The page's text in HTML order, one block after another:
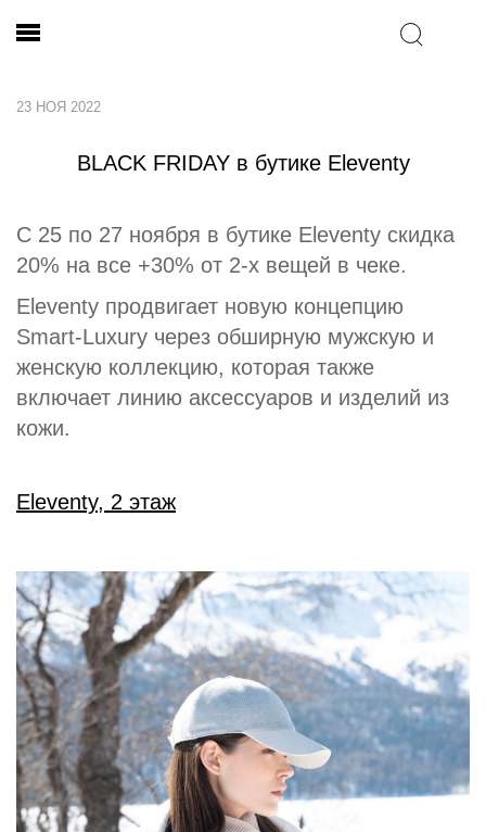
23 НОЯ 2022
BLACK FRIDAY в бутике Eleventy
С 25 по 27 ноября в бутике Eleventy скидка
20% на все +30% от 2-х вещей в чеке.
Eleventy продвигает новую концепцию
Smart-Luxury через обширную мужскую и
женскую коллекцию, которая также
включает линию аксессуаров и изделий из
кожи.
Eleventy, 2 этаж